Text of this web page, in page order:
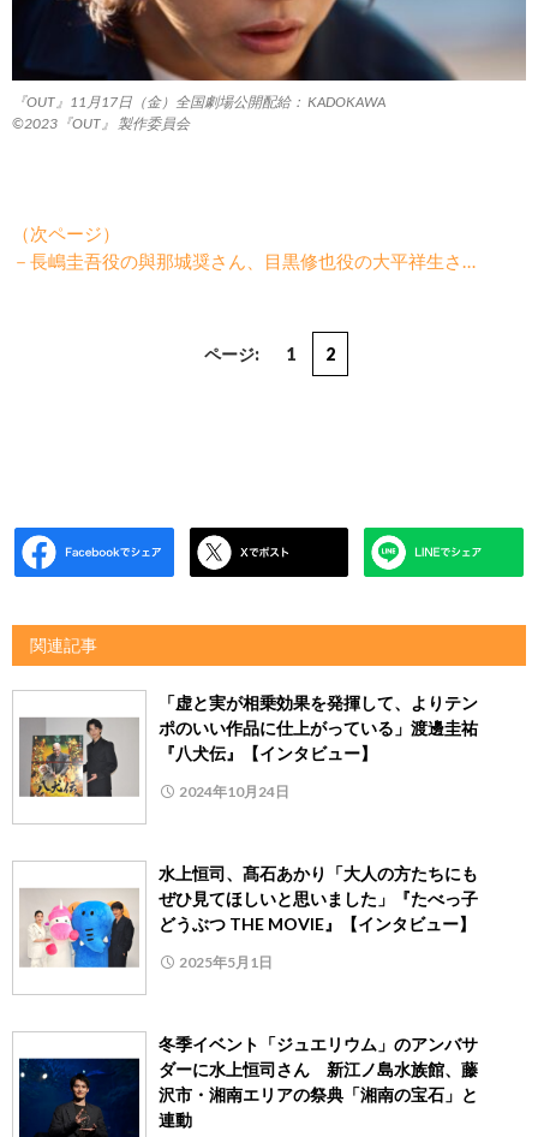
『OUT』11月17日（金）全国劇場公開配給： KADOKAWA
©2023『OUT』 製作委員会
（次ページ）
－長嶋圭吾役の與那城奨さん、目黒修也役の大平祥生さ…
ページ: 1 2
関連記事
「虚と実が相乗効果を発揮して、よりテン
ポのいい作品に仕上がっている」渡邊圭祐
『八犬伝』【インタビュー】
2024年10月24日
水上恒司、髙石あかり「大人の方たちにも
ぜひ見てほしいと思いました」『たべっ子
どうぶつ THE MOVIE』【インタビュー】
2025年5月1日
冬季イベント「ジュエリウム」のアンバサ
ダーに水上恒司さん 新江ノ島水族館、藤
沢市・湘南エリアの祭典「湘南の宝石」と
連動